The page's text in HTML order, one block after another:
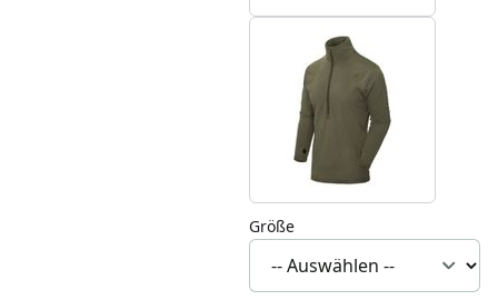
Größe